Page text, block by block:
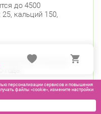
до 4500
кальций 150,
не выше
персонализации сервисов и повышения
файлы «cookie», измените настройки